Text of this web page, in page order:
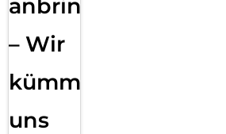
anbringen
– Wir
kümmern
uns